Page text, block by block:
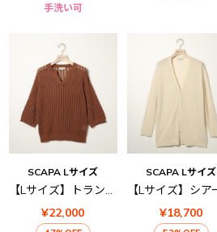
手洗い可
SCAPA Lサイズ
【Lサイズ】トランスニット
¥22,000
SCAPA Lサイズ
¥18,700